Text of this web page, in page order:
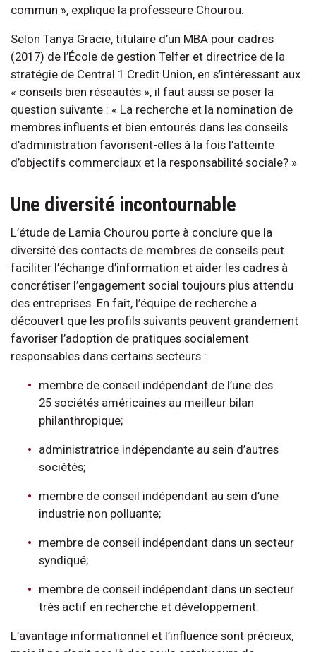
commun », explique la professeure Chourou.
Selon Tanya Gracie, titulaire d’un MBA pour cadres
(2017) de l’École de gestion Telfer et directrice de la
stratégie de Central 1 Credit Union, en s’intéressant aux
« conseils bien réseautés », il faut aussi se poser la
question suivante : « La recherche et la nomination de
membres influents et bien entourés dans les conseils
d’administration favorisent-elles à la fois l’atteinte
d’objectifs commerciaux et la responsabilité sociale? »
Une diversité incontournable
L’étude de Lamia Chourou porte à conclure que la
diversité des contacts de membres de conseils peut
faciliter l’échange d’information et aider les cadres à
concrétiser l’engagement social toujours plus attendu
des entreprises. En fait, l’équipe de recherche a
découvert que les profils suivants peuvent grandement
favoriser l’adoption de pratiques socialement
responsables dans certains secteurs :
membre de conseil indépendant de l’une des
25 sociétés américaines au meilleur bilan
philanthropique;
administratrice indépendante au sein d’autres
sociétés;
membre de conseil indépendant au sein d’une
industrie non polluante;
membre de conseil indépendant dans un secteur
syndiqué;
membre de conseil indépendant dans un secteur
très actif en recherche et développement.
L’avantage informationnel et l’influence sont précieux,